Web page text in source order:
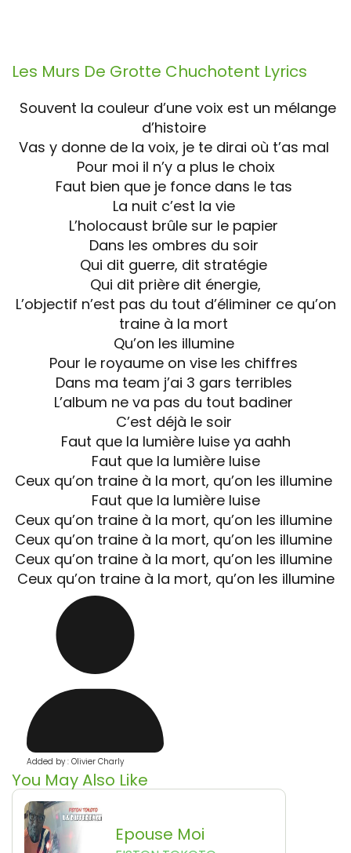
Les Murs De Grotte Chuchotent Lyrics
Souvent la couleur d’une voix est un mélange
d’histoire
Vas y donne de la voix, je te dirai où t’as mal
Pour moi il n’y a plus le choix
Faut bien que je fonce dans le tas
La nuit c’est la vie
L’holocaust brûle sur le papier
Dans les ombres du soir
Qui dit guerre, dit stratégie
Qui dit prière dit énergie,
L’objectif n’est pas du tout d’éliminer ce qu’on
traine à la mort
Qu’on les illumine
Pour le royaume on vise les chiffres
Dans ma team j’ai 3 gars terribles
L’album ne va pas du tout badiner
C’est déjà le soir
Faut que la lumière luise ya aahh
Faut que la lumière luise
Ceux qu’on traine à la mort, qu’on les illumine
Faut que la lumière luise
Ceux qu’on traine à la mort, qu’on les illumine
Ceux qu’on traine à la mort, qu’on les illumine
Ceux qu’on traine à la mort, qu’on les illumine
Ceux qu’on traine à la mort, qu’on les illumine
Added by : Olivier Charly
You May Also Like
Epouse Moi